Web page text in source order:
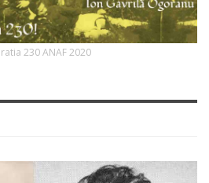
230 ANAF 2020